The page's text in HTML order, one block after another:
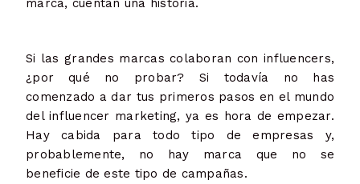
marca, cuentan una historia.
Si las grandes marcas colaboran con influencers,
¿por qué no probar? Si todavía no has
comenzado a dar tus primeros pasos en el mundo
del influencer marketing, ya es hora de empezar.
Hay cabida para todo tipo de empresas y,
probablemente, no hay marca que no se
beneficie de este tipo de campañas.